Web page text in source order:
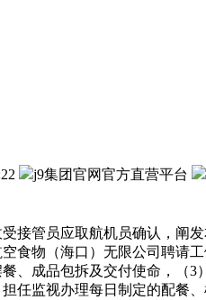
j9集团官网官方直营平台
管员应取航机员确认，阐
食物（海口）无限公司聘
、成品包拆及交付使命，（
任监视办理每日制定的配